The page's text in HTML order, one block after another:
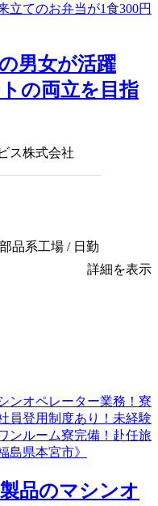
男女が活躍
の両立を目指
ス株式会社
品系工場 / 日勤
詳細を表示
品のマシンオ